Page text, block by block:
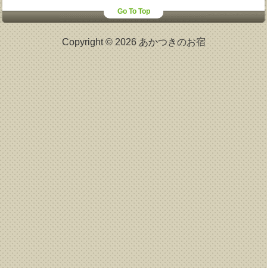
Go To Top
Copyright © 2026 あかつきのお宿